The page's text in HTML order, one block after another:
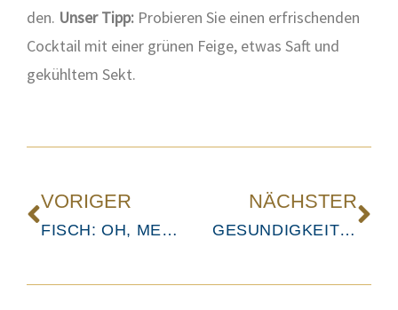
den. Unser Tipp: Pro­bie­ren Sie einen erfri­schen­den
Cock­tail mit einer grü­nen Fei­ge, etwas Saft und
gekühl­tem Sekt.
VORIGER
FISCH: OH, MEGA 3!
NÄCHSTER
GESUNDIGKEITEN® ZUM WELTKINDERTAG!